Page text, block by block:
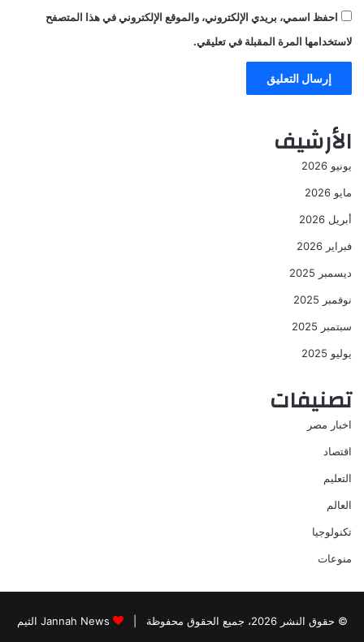
احفظ اسمي، بريدي الإلكتروني، والموقع الإلكتروني في هذا المتصفح
لاستخدامها المرة المقبلة في تعليقي.
الأرشيف
يونيو 2026
مايو 2026
أبريل 2026
فبراير 2026
ديسمبر 2025
نوفمبر 2025
سبتمبر 2025
يوليو 2025
تصنيفات
اخبار مصر
اقتصاد
التعليم
العالم
تكنولوجيا
منوعات
© حقوق النشر 2026، جميع الحقوق محفوظة |
Jannah News الثيم